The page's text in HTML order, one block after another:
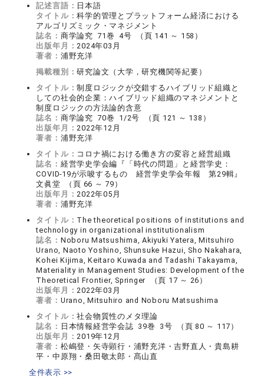
記述言語： 日本語
タイトル：科学的管理とプラットフォーム経済における
アルゴリズミック・マネジメント
誌名： 商学論究 71巻 4号 （頁 141 ～ 158）
出版年月： 2024年03月
著者： 浦野充洋
掲載種別：研究論文（大学，研究機関等紀要）
タイトル：制度ロジックが交錯するハイブリッド組織と
しての社会的企業：ハイブリッド組織のマネジメントと
制度ロジックの方法論的含意
誌名： 商学論究 70巻 1/2号 （頁 121 ～ 138）
出版年月： 2022年12月
著者： 浦野充洋
タイトル： コロナ禍における働き方の変容と経営組織
誌名： 経営学史学会編『「時代の問題」と経営学史：
COVID-19が示唆するもの 経営学史学会年報 第29輯』
文眞堂 （頁 66 ～ 79）
出版年月： 2022年05月
著者： 浦野充洋
タイトル： The theoretical positions of institutions and
technology in organizational institutionalism
誌名： Noboru Matsushima, Akiyuki Yatera, Mitsuhiro
Urano, Naoto Yoshino, Shunsuke Hazui, Sho Nakahara,
Kohei Kijima, Keitaro Kuwada and Tadashi Takayama,
Materiality in Management Studies: Development of the
Theoretical Frontier, Springer （頁 17 ～ 26）
出版年月： 2022年03月
著者： Urano, Mitsuhiro and Noboru Matsushima
タイトル：社会物質性のメタ理論
誌名： 日本情報経営学会誌 39巻 3号 （頁 80 ～ 117）
出版年月： 2019年12月
著者： 松嶋登・矢寺顕行・浦野充洋・吉野直人・貴島耕
平・中原翔・桑田敬太郎・髙山直
全件表示 >>